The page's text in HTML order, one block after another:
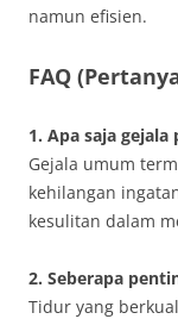
namun efisien.
FAQ
1. Apa saja
Gejala umum
kehilangan
kesulitan dalam
2. Seberapa
Tidur yang